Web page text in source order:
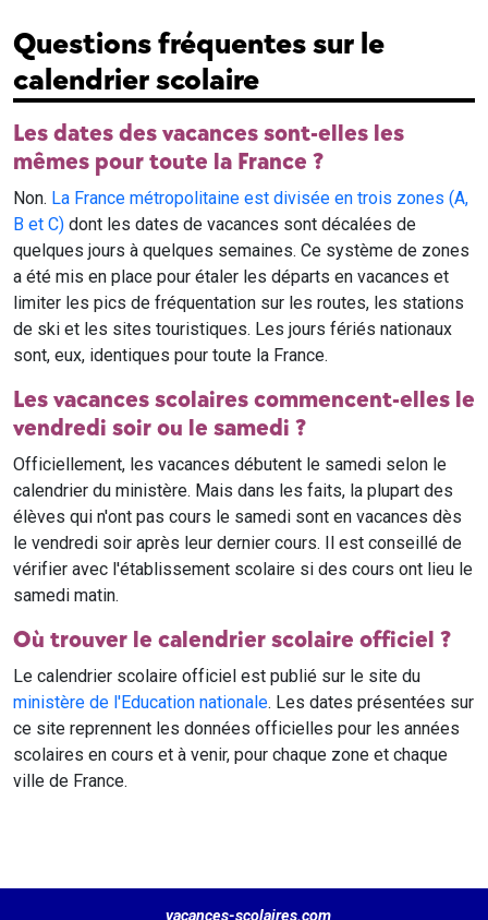
Questions fréquentes sur le
calendrier scolaire
Les dates des vacances sont-elles les
mêmes pour toute la France ?
Non. La France métropolitaine est divisée en trois zones (A,
B et C) dont les dates de vacances sont décalées de
quelques jours à quelques semaines. Ce système de zones
a été mis en place pour étaler les départs en vacances et
limiter les pics de fréquentation sur les routes, les stations
de ski et les sites touristiques. Les jours fériés nationaux
sont, eux, identiques pour toute la France.
Les vacances scolaires commencent-elles le
vendredi soir ou le samedi ?
Officiellement, les vacances débutent le samedi selon le
calendrier du ministère. Mais dans les faits, la plupart des
élèves qui n'ont pas cours le samedi sont en vacances dès
le vendredi soir après leur dernier cours. Il est conseillé de
vérifier avec l'établissement scolaire si des cours ont lieu le
samedi matin.
Où trouver le calendrier scolaire officiel ?
Le calendrier scolaire officiel est publié sur le site du
ministère de l'Education nationale. Les dates présentées sur
ce site reprennent les données officielles pour les années
scolaires en cours et à venir, pour chaque zone et chaque
ville de France.